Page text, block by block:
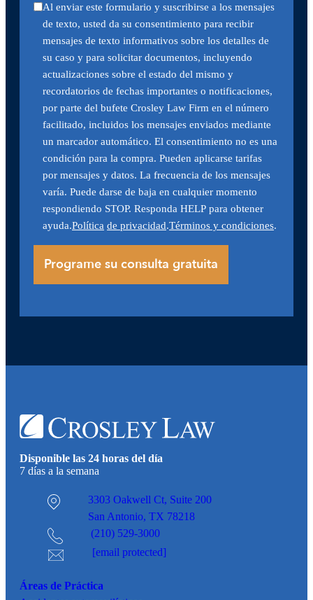
Al enviar este formulario y suscribirse a los mensajes
de texto, usted da su consentimiento para recibir
mensajes de texto informativos sobre los detalles de
su caso y para solicitar documentos, incluyendo
actualizaciones sobre el estado del mismo y
recordatorios de fechas importantes o notificaciones,
por parte del bufete Crosley Law Firm en el número
facilitado, incluidos los mensajes enviados mediante
un marcador automático. El consentimiento no es una
condición para la compra. Pueden aplicarse tarifas
por mensajes y datos. La frecuencia de los mensajes
varía. Puede darse de baja en cualquier momento
respondiendo STOP. Responda HELP para obtener
ayuda.Política de privacidad.Términos y condiciones.
Disponible las 24 horas del día
7 días a la semana
3303 Oakwell Ct, Suite 200
San Antonio, TX 78218
(210) 529-3000
[email protected]
Áreas de Práctica